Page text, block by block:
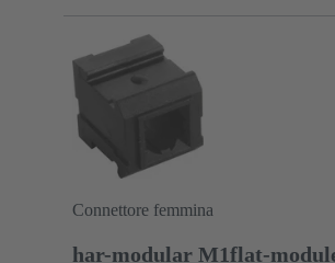
Connettore femmina
har-modular M1flat-